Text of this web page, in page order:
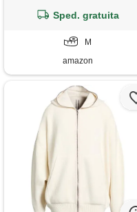
cardigan e poncho
Sped. gratuita
M
amazon